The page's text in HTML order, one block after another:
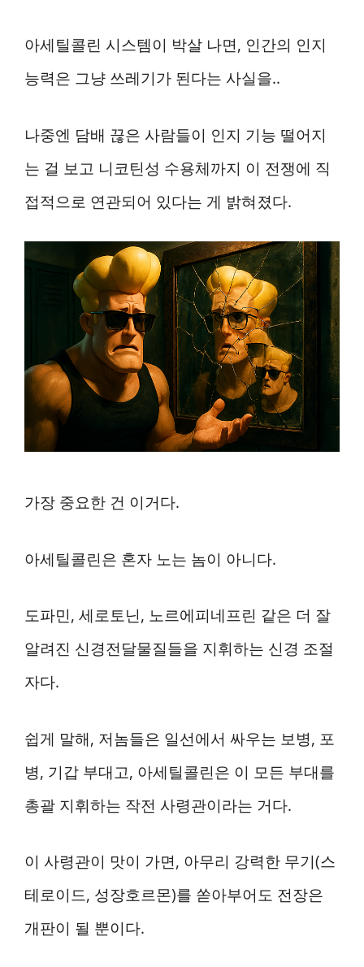
아세틸콜린 시스템이 박살 나면, 인간의 인지
능력은 그냥 쓰레기가 된다는 사실을..
나중엔 담배 끊은 사람들이 인지 기능 떨어지
는 걸 보고 니코틴성 수용체까지 이 전쟁에 직
접적으로 연관되어 있다는 게 밝혀졌다.
가장 중요한 건 이거다.
아세틸콜린은 혼자 노는 놈이 아니다.
도파민, 세로토닌, 노르에피네프린 같은 더 잘
알려진 신경전달물질들을 지휘하는 신경 조절
자다.
쉽게 말해, 저놈들은 일선에서 싸우는 보병, 포
병, 기갑 부대고, 아세틸콜린은 이 모든 부대를
총괄 지휘하는 작전 사령관이라는 거다.
이 사령관이 맛이 가면, 아무리 강력한 무기(스
테로이드, 성장호르몬)를 쏟아부어도 전장은
개판이 될 뿐이다.